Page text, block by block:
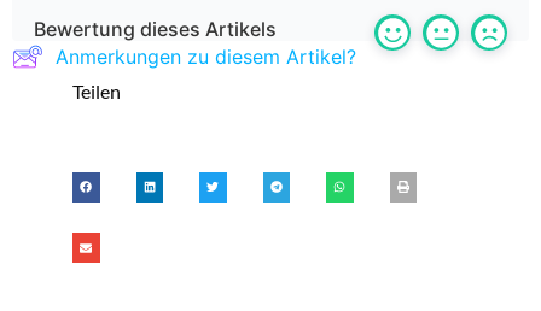
Bewertung dieses Artikels
Anmerkungen zu diesem Artikel?
Teilen